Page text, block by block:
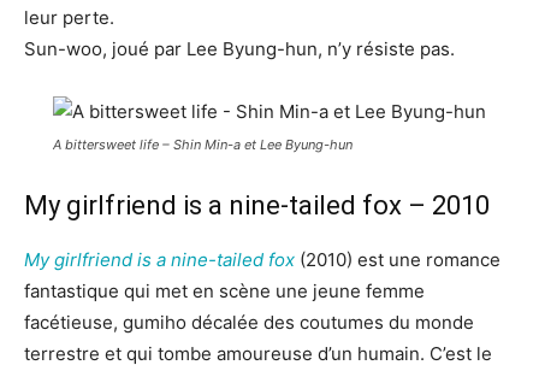
leur perte.
Sun-woo, joué par Lee Byung-hun, n’y résiste pas.
A bittersweet life – Shin Min-a et Lee Byung-hun
My girlfriend is a nine-tailed fox – 2010
My girlfriend is a nine-tailed fox (2010) est une romance
fantastique qui met en scène une jeune femme
facétieuse, gumiho décalée des coutumes du monde
terrestre et qui tombe amoureuse d’un humain. C’est le